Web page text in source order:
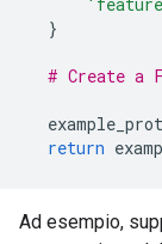
}
# Create a
return
Ad esempio,